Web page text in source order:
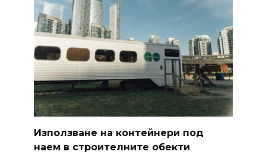
Използване на контейнери под
наем в строителните обекти